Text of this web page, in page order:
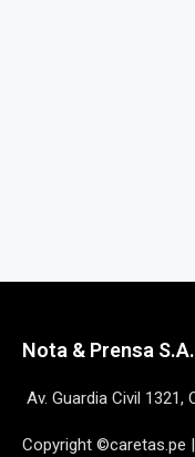
Nota & Prensa
Av. Guardia Civil 1321,
Copyright ©caretas.pe